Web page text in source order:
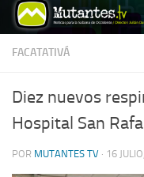
FACATATIVÁ
Diez nuevos
Hospital San
POR MUTANTES TV · 16